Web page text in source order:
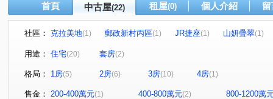
首頁 中古屋(22) 租屋(0) 個人介紹
社區： 克拉美地(1) 郵政新村丙區(1) JR捷座(1) 山妍疊翠(1)
環遊郡覓風區-大地之子翠山居大樓區
凌霄大樓
光明路 杏林二路 市民大道四段
中和街(2) 和平西路三段(1) 興福寮 溫泉路(4)
大
用途： 住宅(20) 套房(2)
格局： 1房(5) 2房(6) 3房(10) 4房(1)
售金： 200-400萬元(1) 400-800萬元(2)
800-1200萬